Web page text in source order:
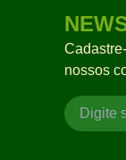
nossos